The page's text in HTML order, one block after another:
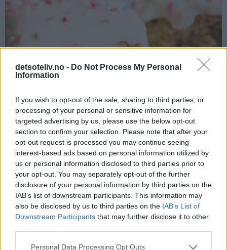
detsoteliv.no - Do Not Process My Personal
Information
If you wish to opt-out of the sale, sharing to third parties, or
processing of your personal or sensitive information for
targeted advertising by us, please use the below opt-out
section to confirm your selection. Please note that after your
opt-out request is processed you may continue seeing
interest-based ads based on personal information utilized by
us or personal information disclosed to third parties prior to
your opt-out. You may separately opt-out of the further
disclosure of your personal information by third parties on the
IAB’s list of downstream participants. This information may
also be disclosed by us to third parties on the IAB’s List of
Downstream Participants that may further disclose it to other
Personal Data Processing Opt Outs
♥♥♥♥